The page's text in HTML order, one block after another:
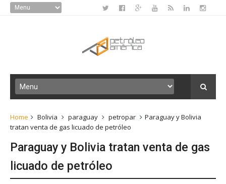
Home Bolivia paraguay petropar
Paraguay y Bolivia
tratan venta de gas licuado de petróleo
Paraguay y Bolivia tratan venta de gas
licuado de petróleo